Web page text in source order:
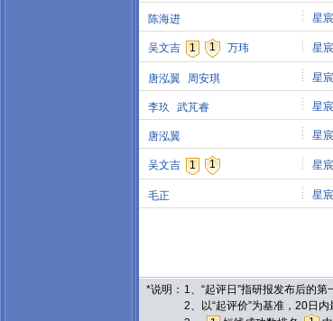
陈海进 星
吴文吉 1 1 万玮 星
唐泓翼 周安琪 星
李玖 武芃睿 星
唐泓翼 星
吴文吉 1 1 星
毛正 星
*说明： 1、“起评日”指研报发布后的
2、以“起评价”为基准，20日